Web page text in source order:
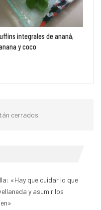
integrales de ananá,
y coco
cerrados.
«Hay que cuidar lo que
y asumir los